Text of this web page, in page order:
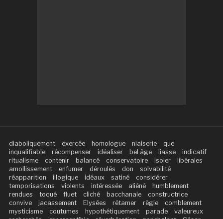
diaboliquement exercée homologue niaiserie
que
inqualifiable
récompenser idéaliser bel âge liasse
indicatif
ritualisme
contenir balancé conservatoire isoler
libérales
amollissement
enfumer déroulés don
solvabilité
réapparition
illogique idéaux satiné
considérer
temporisations
violents intéressée aliéné
humblement
rendues
toqué fluet cliché bacchanale
constructrice
convive
jacassement Elysées rétamer règle
comblement
mysticisme
coutumes hypothétiquement parade
valeureux